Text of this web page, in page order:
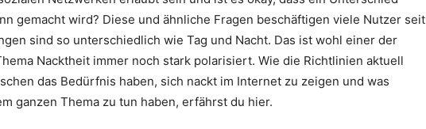
gemacht wird? Diese und ähnliche Fragen beschäftigen viele Nutzer seit
sind so unterschiedlich wie Tag und Nacht. Das ist wohl einer der
Nacktheit immer noch stark polarisiert. Wie die Richtlinien aktuell
das Bedürfnis haben, sich nackt im Internet zu zeigen und was
ganzen Thema zu tun haben, erfährst du hier.